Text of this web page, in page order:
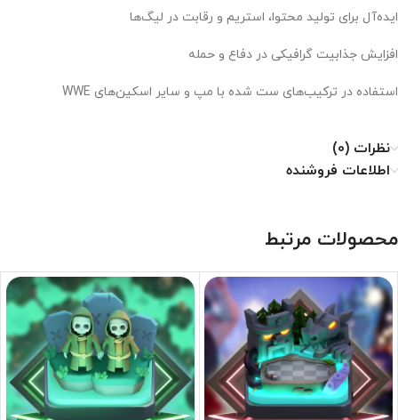
ایده‌آل برای تولید محتوا، استریم و رقابت در لیگ‌ها
افزایش جذابیت گرافیکی در دفاع و حمله
استفاده در ترکیب‌های ست شده با مپ و سایر اسکین‌های WWE
نظرات (0)
اطلاعات فروشنده
محصولات مرتبط